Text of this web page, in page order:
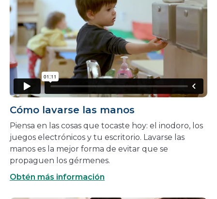
Cómo lavarse las manos
Piensa en las cosas que tocaste hoy: el inodoro, los
juegos electrónicos y tu escritorio. Lavarse las
manos es la mejor forma de evitar que se
propaguen los gérmenes.
Obtén más información